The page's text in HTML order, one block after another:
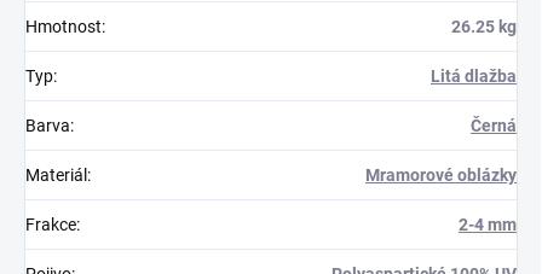
Hmotnost: 26.25 kg
Typ: Litá dlažba
Barva: Černá
Materiál : Mramorové oblázky
Frakce: 2-4 mm